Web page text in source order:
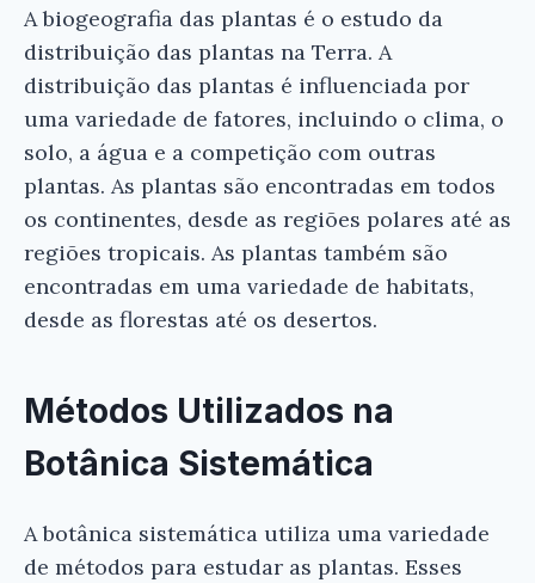
A biogeografia das plantas é o estudo da
distribuição das plantas na Terra. A
distribuição das plantas é influenciada por
uma variedade de fatores, incluindo o clima, o
solo, a água e a competição com outras
plantas. As plantas são encontradas em todos
os continentes, desde as regiões polares até as
regiões tropicais. As plantas também são
encontradas em uma variedade de habitats,
desde as florestas até os desertos.
Métodos Utilizados na
Botânica Sistemática
A botânica sistemática utiliza uma variedade
de métodos para estudar as plantas. Esses